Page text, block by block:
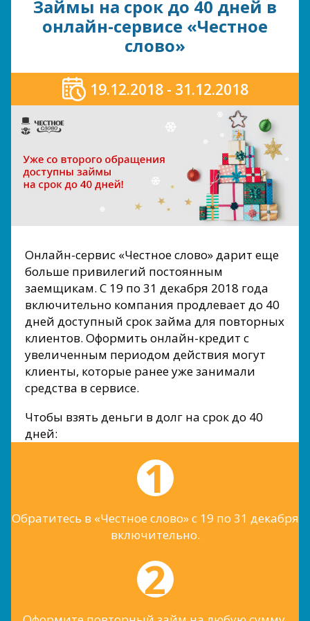
Займы на срок до 40 дней в
онлайн-сервисе «Честное
слово»
19.12.2018 - 31.12.2018
Онлайн-сервис «Честное слово» дарит еще
больше привилегий постоянным
заемщикам. С 19 по 31 декабря 2018 года
включительно компания продлевает до 40
дней доступный срок займа для повторных
клиентов. Оформить онлайн-кредит с
увеличенным периодом действия могут
клиенты, которые ранее уже занимали
средства в сервисе.
Чтобы взять деньги в долг на срок до 40
дней:
Обратитесь в «Честное слово» с 19 по 31 декабря
включительно.